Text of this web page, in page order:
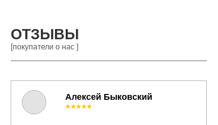
ОТЗЫВЫ
[покупатели о нас ]
Алексей Быковский
★★★★★